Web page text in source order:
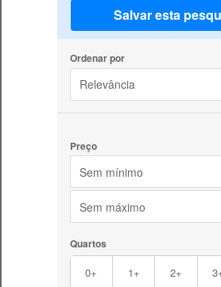
Salvar esta
Ordenar por
Relevância
Preço
Sem mínimo
Sem máximo
Quartos
0+ 1+ 2+